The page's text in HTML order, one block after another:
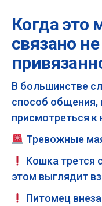
Когда это
связано
В большинстве
способ общения,
присмотреться к
Тревожные
Кошка трется
этом выглядит
Питомец